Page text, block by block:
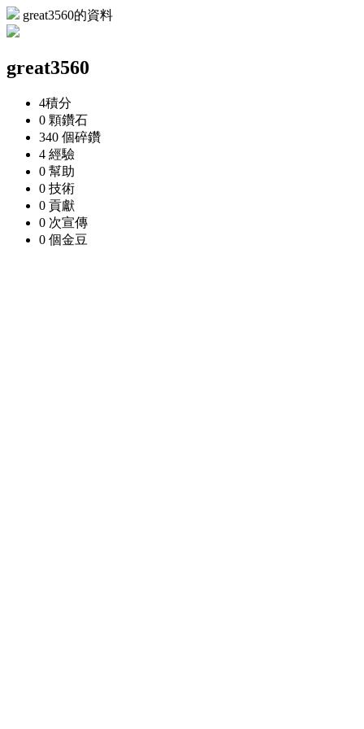
great3560的資料
great3560
4積分
0 顆鑽石
340 個碎鑽
4 經驗
0 幫助
0 技術
0 貢獻
0 次宣傳
0 個金豆